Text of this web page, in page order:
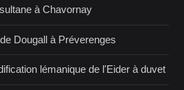
à Chavornay
Dougall à Préverenges
lémanique de l'Eider à duvet